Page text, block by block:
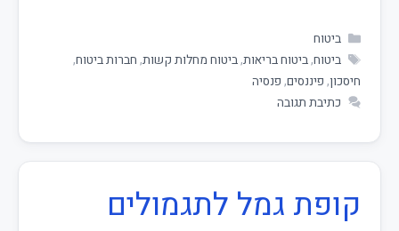
ביטוח
ביטוח,ביטוח בריאות,ביטוח מחלות קשות, חברות ביטוח,
חיסכון, פיננסים, פנסיה
כתיבת תגובה
קופת גמל לתגמולים